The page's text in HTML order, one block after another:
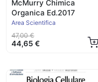
McMurry Chimica
Organica Ed.2017
Area Scientifica
47,00 €
44,65 €